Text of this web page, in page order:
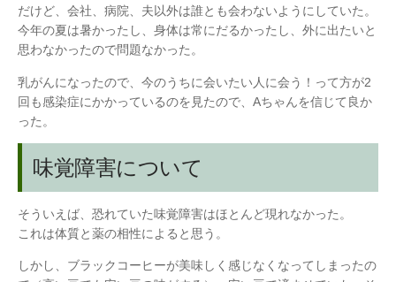
だけど、会社、病院、夫以外は誰とも会わないようにしていた。
今年の夏は暑かったし、身体は常にだるかったし、外に出たいと
思わなかったので問題なかった。
乳がんになったので、今のうちに会いたい人に会う！って方が2
回も感染症にかかっているのを見たので、Aちゃんを信じて良か
った。
味覚障害について
そういえば、恐れていた味覚障害はほとんど現れなかった。
これは体質と薬の相性によると思う。
しかし、ブラックコーヒーが美味しく感じなくなってしまったの